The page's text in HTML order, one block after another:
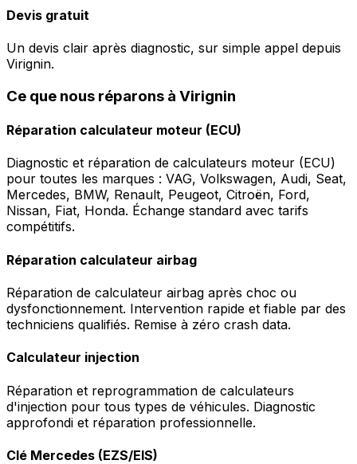
Devis gratuit
Un devis clair après diagnostic, sur simple appel depuis
Virignin.
Ce que nous réparons à Virignin
Réparation calculateur moteur (ECU)
Diagnostic et réparation de calculateurs moteur (ECU)
pour toutes les marques : VAG, Volkswagen, Audi, Seat,
Mercedes, BMW, Renault, Peugeot, Citroën, Ford,
Nissan, Fiat, Honda. Échange standard avec tarifs
compétitifs.
Réparation calculateur airbag
Réparation de calculateur airbag après choc ou
dysfonctionnement. Intervention rapide et fiable par des
techniciens qualifiés. Remise à zéro crash data.
Calculateur injection
Réparation et reprogrammation de calculateurs
d'injection pour tous types de véhicules. Diagnostic
approfondi et réparation professionnelle.
Clé Mercedes (EZS/EIS)